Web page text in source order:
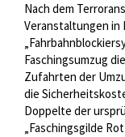
Nach dem
Veranstaltungen in
Faschingsumzug
Zufahrten der
die
Doppelte der
„Faschingsgilde